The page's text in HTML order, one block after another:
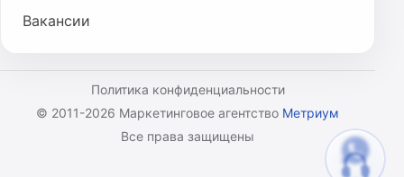
Вакансии
Политика конфиденциальности
© 2011-2026 Маркетинговое агентство Метриум
Все права защищены